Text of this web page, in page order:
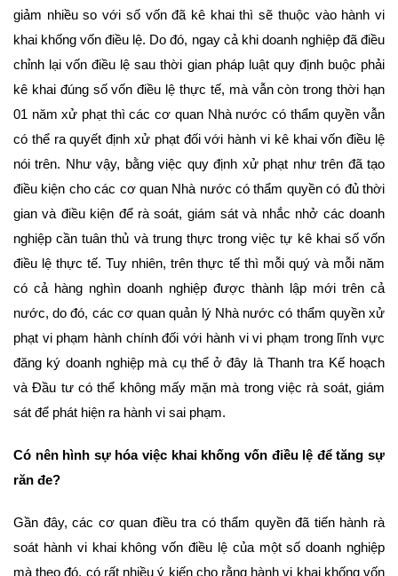
giảm nhiều so với số vốn đã kê khai thì sẽ thuộc vào hành vi
khai khống vốn điều lệ. Do đó, ngay cả khi doanh nghiệp đã điều
chỉnh lại vốn điều lệ sau thời gian pháp luật quy định buộc phải
kê khai đúng số vốn điều lệ thực tế, mà vẫn còn trong thời hạn
01 năm xử phạt thì các cơ quan Nhà nước có thẩm quyền vẫn
có thể ra quyết định xử phạt đối với hành vi kê khai vốn điều lệ
nói trên. Như vậy, bằng việc quy định xử phạt như trên đã tạo
điều kiện cho các cơ quan Nhà nước có thẩm quyền có đủ thời
gian và điều kiện để rà soát, giám sát và nhắc nhở các doanh
nghiệp cần tuân thủ và trung thực trong việc tự kê khai số vốn
điều lệ thực tế. Tuy nhiên, trên thực tế thì mỗi quý và mỗi năm
có cả hàng nghìn doanh nghiệp được thành lập mới trên cả
nước, do đó, các cơ quan quản lý Nhà nước có thẩm quyền xử
phạt vi phạm hành chính đối với hành vi vi phạm trong lĩnh vực
đăng ký doanh nghiệp mà cụ thể ở đây là Thanh tra Kế hoạch
và Đầu tư có thể không mấy mặn mà trong việc rà soát, giám
sát để phát hiện ra hành vi sai phạm.
Có nên hình sự hóa việc khai khống vốn điều lệ để tăng sự
răn đe?
Gần đây, các cơ quan điều tra có thẩm quyền đã tiến hành rà
soát hành vi khai không vốn điều lệ của một số doanh nghiệp
mà theo đó, có rất nhiều ý kiến cho rằng hành vi khai khống vốn